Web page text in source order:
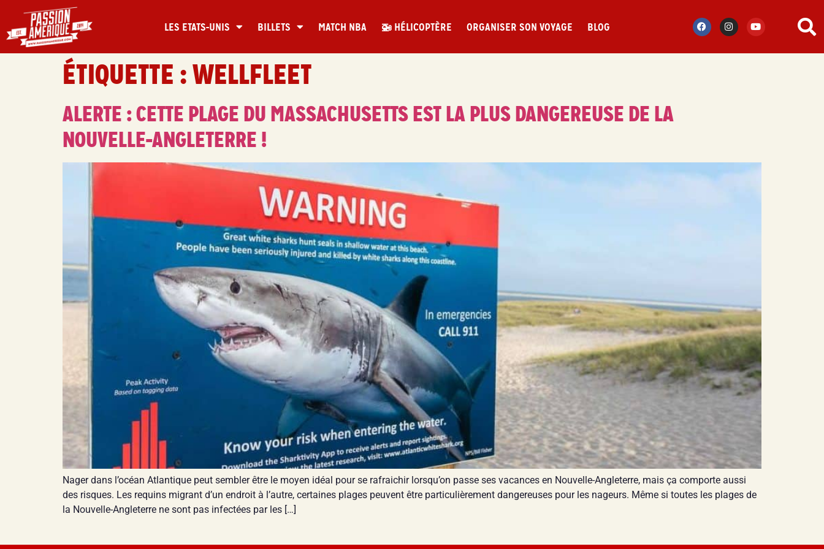
LES ETATS-UNIS BILLETS MATCH NBA 🚁 HÉLICOPTÈRE ORGANISER SON VOYAGE BLOG
ÉTIQUETTE :WELLFLEET
ALERTE : CETTE PLAGE DU MASSACHUSETTS EST LA PLUS DANGEREUSE DE LA
NOUVELLE-ANGLETERRE !
Nager dans l’océan Atlantique peut sembler être le moyen idéal pour se rafraichir lorsqu’on passe ses vacances en Nouvelle-Angleterre, mais ça comporte aussi
des risques. Les requins migrant d’un endroit à l’autre, certaines plages peuvent être particulièrement dangereuses pour les nageurs. Même si toutes les plages de
la Nouvelle-Angleterre ne sont pas infectées par les […]